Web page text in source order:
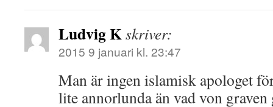
Ludvig Kskriver:
2015 9 januari kl. 23:47
Man är ingen islamisk apologet
lite annorlunda än vad von